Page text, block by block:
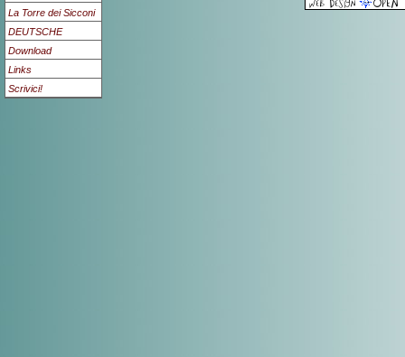
La Torre dei Sicconi
DEUTSCHE
Download
Links
Scrivici!